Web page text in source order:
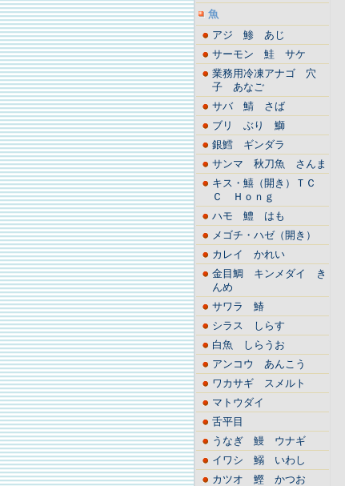
魚
アジ 鯵 あじ
サーモン 鮭 サケ
業務用冷凍アナゴ 穴
子 あなご
サバ 鯖 さば
ブリ ぶり 鰤
銀鱈 ギンダラ
サンマ 秋刀魚 さんま
キス・鱚（開き）ＴＣ
Ｃ Ｈｏｎｇ
ハモ 鱧 はも
メゴチ・ハゼ（開き）
カレイ かれい
金目鯛 キンメダイ き
んめ
サワラ 鰆
シラス しらす
白魚 しらうお
アンコウ あんこう
ワカサギ スメルト
マトウダイ
舌平目
うなぎ 鰻 ウナギ
イワシ 鰯 いわし
カツオ 鰹 かつお